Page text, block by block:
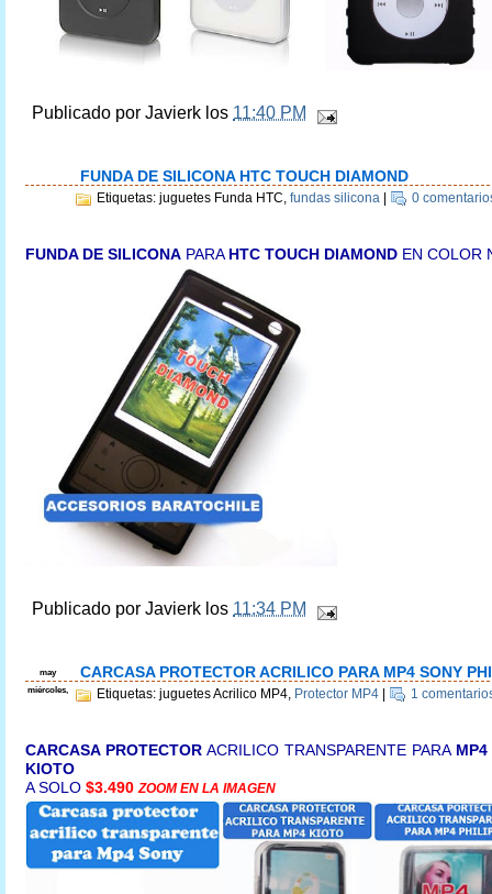
Publicado por Javierk los 11:40 PM
FUNDA DE SILICONA HTC TOUCH DIAMOND
Etiquetas: juguetes Funda HTC, fundas silicona 0
FUNDA DE SILICONA PARA HTC TOUCH DIAMOND EN COLOR
Publicado por Javierk los 11:34 PM
may
miércoles,
CARCASA PROTECTOR ACRILICO PARA MP4 SONY
Etiquetas: juguetes Acrilico MP4, Protector MP4 1
CARCASA PROTECTOR ACRILICO TRANSPARENTE PARA MP4
KIOTO
A SOLO $3.490ZOOM EN LA IMAGEN